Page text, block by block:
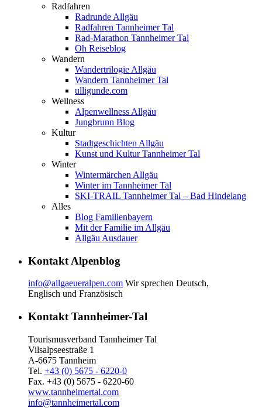
Radfahren
Radrunde Allgäu
Radfahren Tannheimer Tal
Rad-Marathon Tannheimer Tal
Oh Reiseblog
Wandern
Wandertrilogie Allgäu
Wandern Tannheimer Tal
ulligunde.com
Wellness
Alpenwellness Allgäu
Jungbrunn Blog
Kultur
Stadtgeschichten Allgäu
Kunst und Kultur Tannheimer Tal
Winter
Wintermärchen Allgäu
Winter im Tannheimer Tal
SKI-TRAIL Tannheimer Tal – Bad Hindelang
Alles
Blog Familienbayern
Mit der Familie im Allgäu
Allgäu Ausdauer
Kontakt Alpenblog
info@allgaeueralpen.com Wir sprechen Deutsch,
Englisch und Französisch
Kontakt Tannheimer-Tal
Tourismusverband Tannheimer Tal
Vilsalpseestraße 1
A-6675 Tannheim
Tel. +43 (0) 5675 - 6220-0
Fax. +43 (0) 5675 - 6220-60
www.tannheimertal.com
info@tannheimertal.com